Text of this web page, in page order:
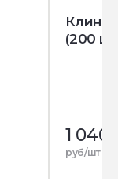
Клин
(200
1 040
руб/шт